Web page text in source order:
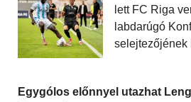
lett FC Riga
labdarúgó
selejtezőjének
Egygólos előnnyel utazhat